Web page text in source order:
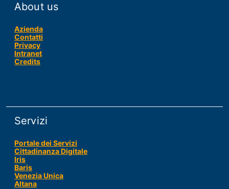
About us
Azienda
Contatti
Privacy
Intranet
Credits
Servizi
Portale dei Servizi
Cittadinanza Digitale
Iris
Baris
Venezia Unica
Altana